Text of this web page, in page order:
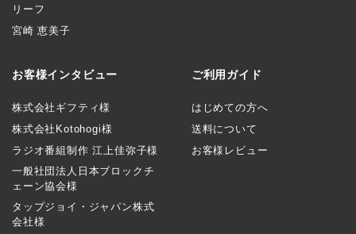
リーフ
宮崎 恵美子
お客様インタビュー
株式会社ギフティ様
株式会社Kotohogi様
ラジオ番組制作 江上佳弥子様
一般社団法人日本ブロックチ
ェーン協会様
タップジョイ・ジャパン株式
会社様
ご利用ガイド
はじめての方へ
送料について
お客様レビュー